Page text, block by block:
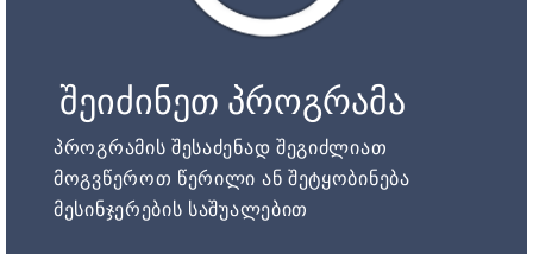
შეიძინეთ პროგრამა
პროგრამის შესაძენად შეგიძლიათ
მოგვწეროთ წერილი ან შეტყობინება
მესინჯერების საშუალებით